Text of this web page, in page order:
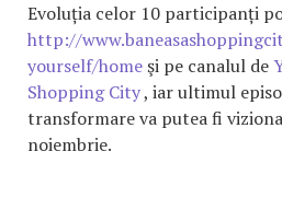
Evoluția celor 10 participanți
http://
yourself/homeşi pe canalul de
Shopping City, iar ultimul
transformare va putea fi
noiembrie.